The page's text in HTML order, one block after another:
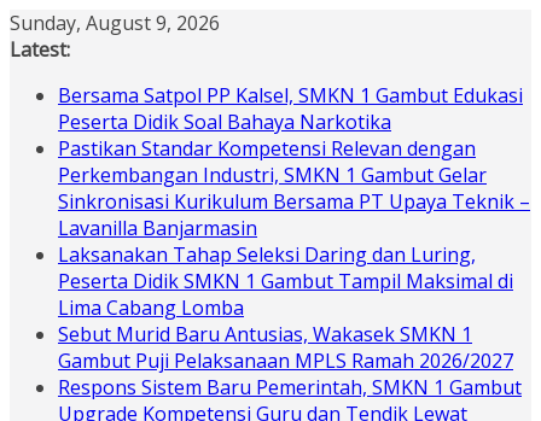
Skip
to
Sunday, August 9, 2026
Latest:
Bersama Satpol PP Kalsel, SMKN 1 Gambut Edukasi
Peserta Didik Soal Bahaya Narkotika
Pastikan Standar Kompetensi Relevan dengan
Perkembangan Industri, SMKN 1 Gambut Gelar
Sinkronisasi Kurikulum Bersama PT Upaya Teknik –
Lavanilla Banjarmasin
Laksanakan Tahap Seleksi Daring dan Luring,
Peserta Didik SMKN 1 Gambut Tampil Maksimal di
Lima Cabang Lomba
Sebut Murid Baru Antusias, Wakasek SMKN 1
Gambut Puji Pelaksanaan MPLS Ramah 2026/2027
Respons Sistem Baru Pemerintah, SMKN 1 Gambut
Upgrade Kompetensi Guru dan Tendik Lewat